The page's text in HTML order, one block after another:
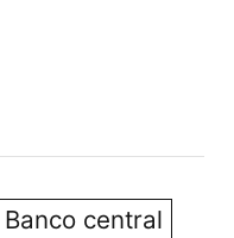
Banco central